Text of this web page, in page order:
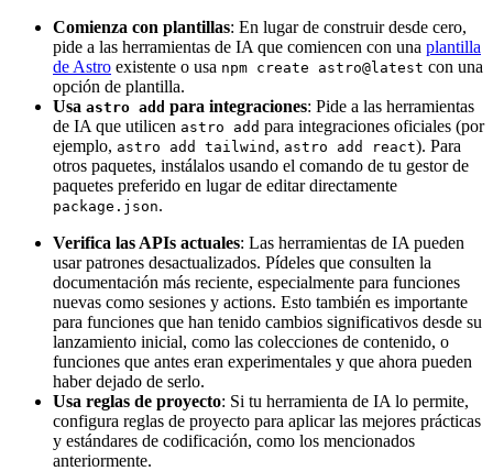
Comienza con plantillas: En lugar de construir desde cero,
pide a las herramientas de IA que comiencen con una plantilla
de Astro existente o usa npm create astro@latest con una
opción de plantilla.
Usa astro add para integraciones: Pide a las herramientas
de IA que utilicen astro add para integraciones oficiales (por
ejemplo, astro add tailwind , astro add react). Para
otros paquetes, instálalos usando el comando de tu gestor de
paquetes preferido en lugar de editar directamente
package.json.
Verifica las APIs actuales: Las herramientas de IA pueden
usar patrones desactualizados. Pídeles que consulten la
documentación más reciente, especialmente para funciones
nuevas como sesiones y actions. Esto también es importante
para funciones que han tenido cambios significativos desde su
lanzamiento inicial, como las colecciones de contenido, o
funciones que antes eran experimentales y que ahora pueden
haber dejado de serlo.
Usa reglas de proyecto: Si tu herramienta de IA lo permite,
configura reglas de proyecto para aplicar las mejores prácticas
y estándares de codificación, como los mencionados
anteriormente.